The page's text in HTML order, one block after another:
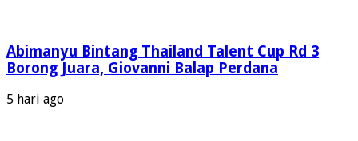
Championship
2026
Abimanyu Bintang Thailand Talent Cup Rd 3
Borong Juara, Giovanni Balap Perdana
5 hari ago